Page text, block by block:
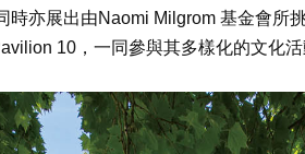
時亦展出由Naomi Milgrom 基金會所
10，一同參與其多樣化的文化